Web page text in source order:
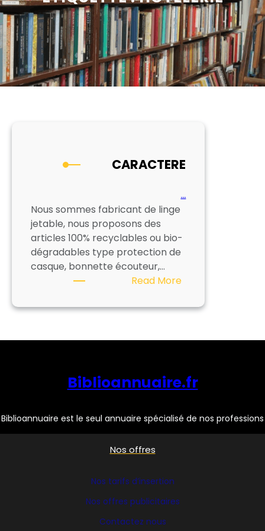
CARACTERE
…
Nous sommes fabricant de linge
jetable, nous proposons des
articles 100% recyclables ou bio-
dégradables type protection de
casque, bonnette écouteur,…
Read More:
Biblioannuaire.fr
Biblioannuaire est le seul annuaire spécialisé de nos professions
Nos offres
Nos tarifs d’insertion
Nos offres publicitaires
Contactez nous